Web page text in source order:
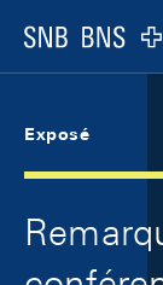
Logo
Exposé